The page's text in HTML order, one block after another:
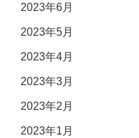
2023年6月
2023年5月
2023年4月
2023年3月
2023年2月
2023年1月